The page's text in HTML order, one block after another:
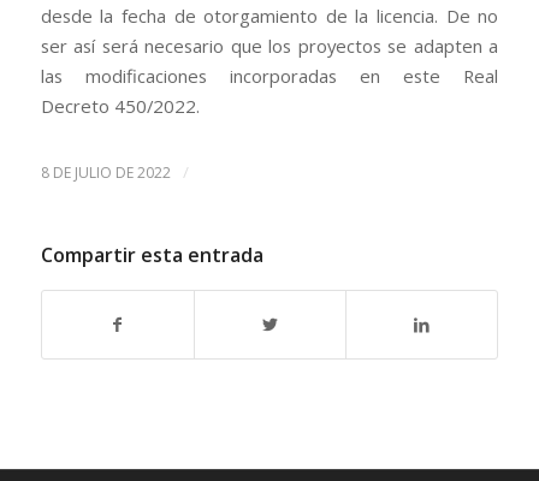
desde la fecha de otorgamiento de la licencia. De no
ser así será necesario que los proyectos se adapten a
las modificaciones incorporadas en este Real
Decreto 450/2022.
8 DE JULIO DE 2022 /
Compartir esta entrada